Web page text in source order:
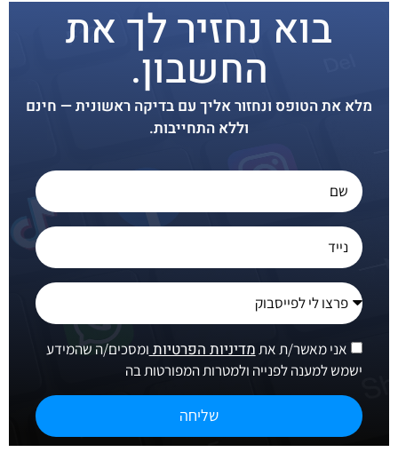
בוא נחזיר לך את
החשבון.
מלא את הטופס ונחזור אליך עם בדיקה ראשונית — חינם
וללא התחייבות.
אני מאשר/ת אתמדיניות הפרטיותומסכים/ה שהמידע
ישמש למענה לפנייה ולמטרות המפורטות בה
שליחה